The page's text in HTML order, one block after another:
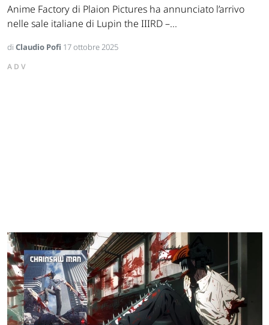
Anime Factory di Plaion Pictures ha annunciato l’arrivo
nelle sale italiane di Lupin the IIIRD –...
di Claudio Pofi 17 ottobre 2025
ADV